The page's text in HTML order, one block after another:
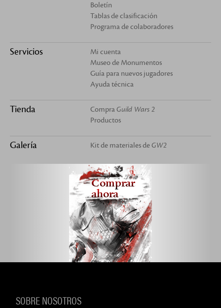
Boletín
Tablas de clasificación
Programa de colaboradores
Servicios
Mi cuenta
Museo de Monumentos
Guía para nuevos jugadores
Ayuda técnica
Tienda CompraGuild Wars 2
Productos
Galería Kit de materiales deGW2
Comprar
ahora
SOBRE NOSOTROS